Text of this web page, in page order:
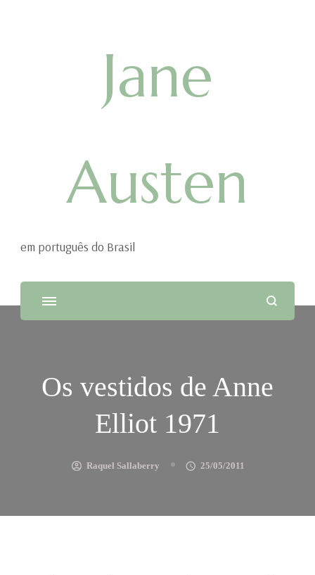
Jane
Austen
em português do Brasil
Os vestidos de Anne
Elliot 1971
Raquel Sallaberry 25/05/2011